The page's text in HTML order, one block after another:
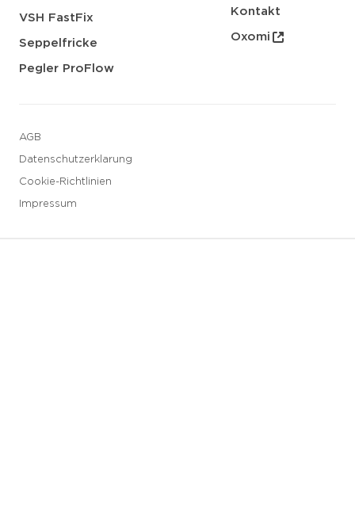
VSH FastFix
Seppelfricke
Pegler ProFlow
Kontakt
Oxomi
AGB
Datenschutzerklarung
Cookie-Richtlinien
Impressum